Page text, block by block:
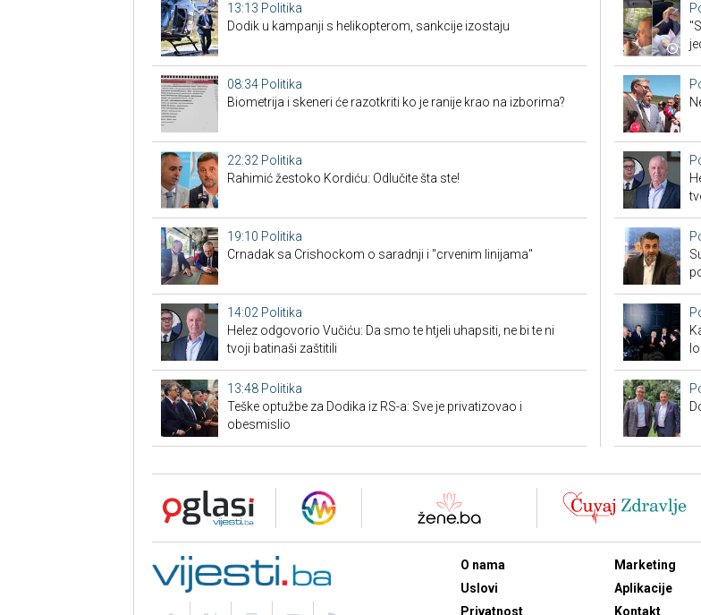
13:13 Politika
Dodik u kampanji s helikopterom, sankcije izostaju
08:34 Politika
Biometrija i skeneri će razotkriti ko je ranije krao na izborima?
22:32 Politika
Rahimić žestoko Kordiću: Odlučite šta ste!
19:10 Politika
Crnadak sa Crishockom o saradnji i "crvenim linijama"
14:02 Politika
Helez odgovorio Vučiću: Da smo te htjeli uhapsiti, ne bi te ni
tvoji batinaši zaštitili
13:48 Politika
Teške optužbe za Dodika iz RS-a: Sve je privatizovao i
obesmislio
O nama
Uslovi
Privatnost
Marketing
Aplikacije
Kontakt